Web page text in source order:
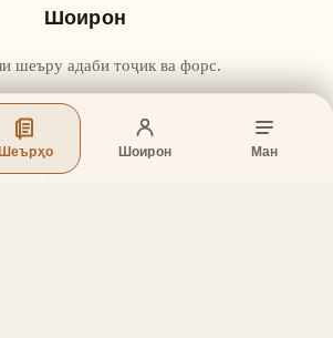
Шеърҳо Шоирон Ман
Шоирон
шеъру адаби тоҷик ва форс.